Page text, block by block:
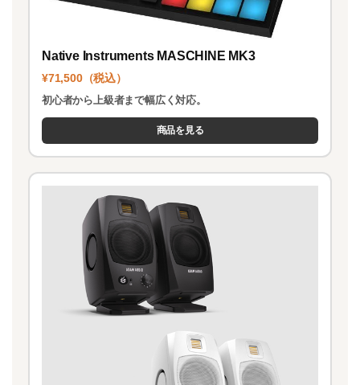
Native Instruments MASCHINE MK3
¥71,500（税込）
初心者から上級者まで幅広く対応。
商品を見る